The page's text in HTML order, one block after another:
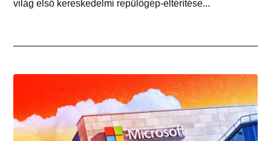
világ első kereskedelmi repülőgép-eltérítése...